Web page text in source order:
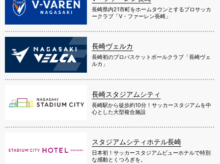
長崎県内21市町をホームタウンとするプロサッカ
ークラブ「V・ファーレン長崎」
長崎ヴェルカ
長崎初のプロバスケットボールクラブ「長崎ヴェ
ルカ」
長崎スタジアムシティ
長崎駅から徒歩約10分！サッカースタジアムを中
心とした大型複合施設
スタジアムシティホテル長崎
日本初！サッカースタジアムビューホテルで特別
な感動とくつろぎを。